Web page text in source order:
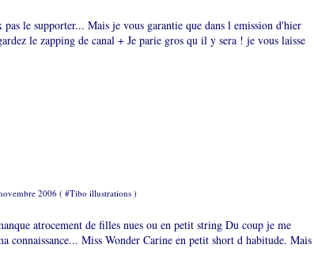
le supporter... Mais je vous garantie que dans l emission d'hier
le zapping de canal + Je parie gros qu il y sera ! je vous laisse
2006 ( #Tibo illustrations )
atrocement de filles nues ou en petit string Du coup je me
connaissance... Miss Wonder Carine en petit short d habitude. Mais